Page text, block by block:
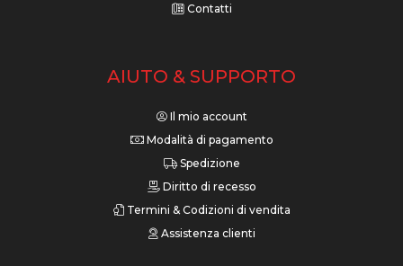
Contatti
AIUTO & SUPPORTO
Il mio account
Modalità di pagamento
Spedizione
Diritto di recesso
Termini & Codizioni di vendita
Assistenza clienti